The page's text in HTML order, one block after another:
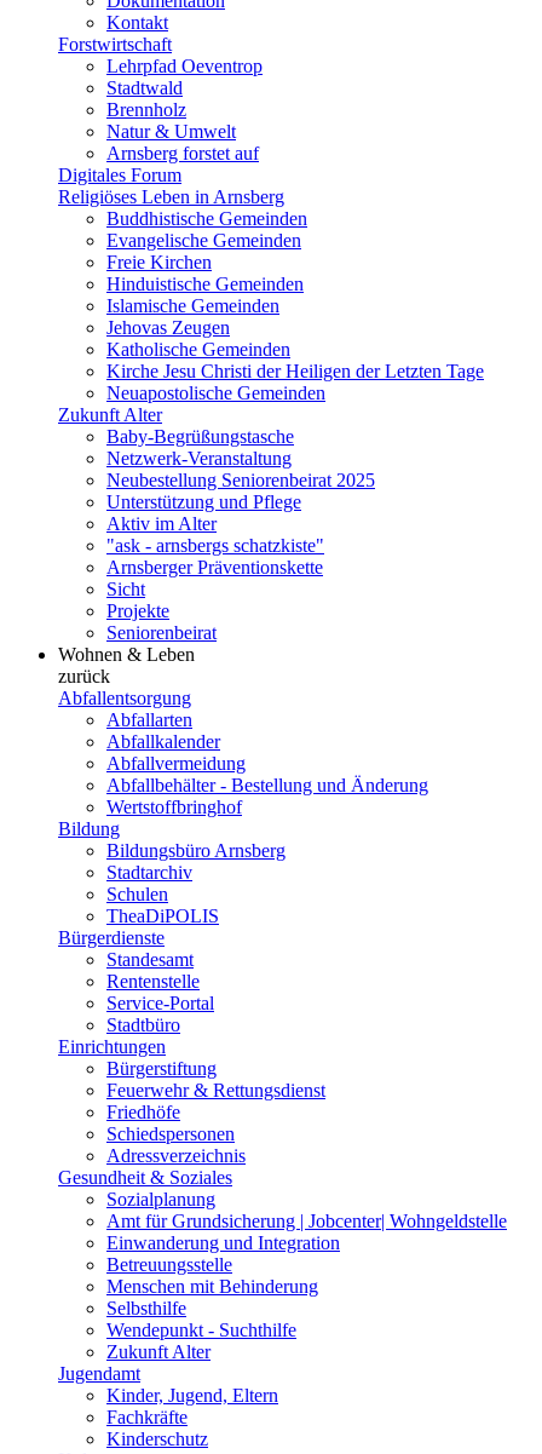
Kontakt
Forstwirtschaft
Lehrpfad Oeventrop
Stadtwald
Brennholz
Natur & Umwelt
Arnsberg forstet auf
Digitales Forum
Religiöses Leben in Arnsberg
Buddhistische Gemeinden
Evangelische Gemeinden
Freie Kirchen
Hinduistische Gemeinden
Islamische Gemeinden
Jehovas Zeugen
Katholische Gemeinden
Kirche Jesu Christi der Heiligen der Letzten Tage
Neuapostolische Gemeinden
Zukunft Alter
Baby-Begrüßungstasche
Netzwerk-Veranstaltung
Neubestellung Seniorenbeirat 2025
Unterstützung und Pflege
Aktiv im Alter
"ask - arnsbergs schatzkiste"
Arnsberger Präventionskette
Sicht
Projekte
Seniorenbeirat
Wohnen & Leben
zurück
Abfallentsorgung
Abfallarten
Abfallkalender
Abfallvermeidung
Abfallbehälter - Bestellung und Änderung
Wertstoffbringhof
Bildung
Bildungsbüro Arnsberg
Stadtarchiv
Schulen
TheaDiPOLIS
Bürgerdienste
Standesamt
Rentenstelle
Service-Portal
Stadtbüro
Einrichtungen
Bürgerstiftung
Feuerwehr & Rettungsdienst
Friedhöfe
Schiedspersonen
Adressverzeichnis
Gesundheit & Soziales
Sozialplanung
Amt für Grundsicherung | Jobcenter| Wohngeldstelle
Einwanderung und Integration
Betreuungsstelle
Menschen mit Behinderung
Selbsthilfe
Wendepunkt - Suchthilfe
Zukunft Alter
Jugendamt
Kinder, Jugend, Eltern
Fachkräfte
Kinderschutz